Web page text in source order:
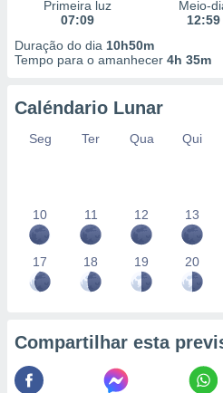
Primeira luz
07:09
Meio-
12:59
Duração do dia 10h50m
Tempo para o amanhecer 4h 35m
Caléndario Lunar
Seg Ter Qua Qui
10 11 12 13
17 18 19 20
Compartilhar esta